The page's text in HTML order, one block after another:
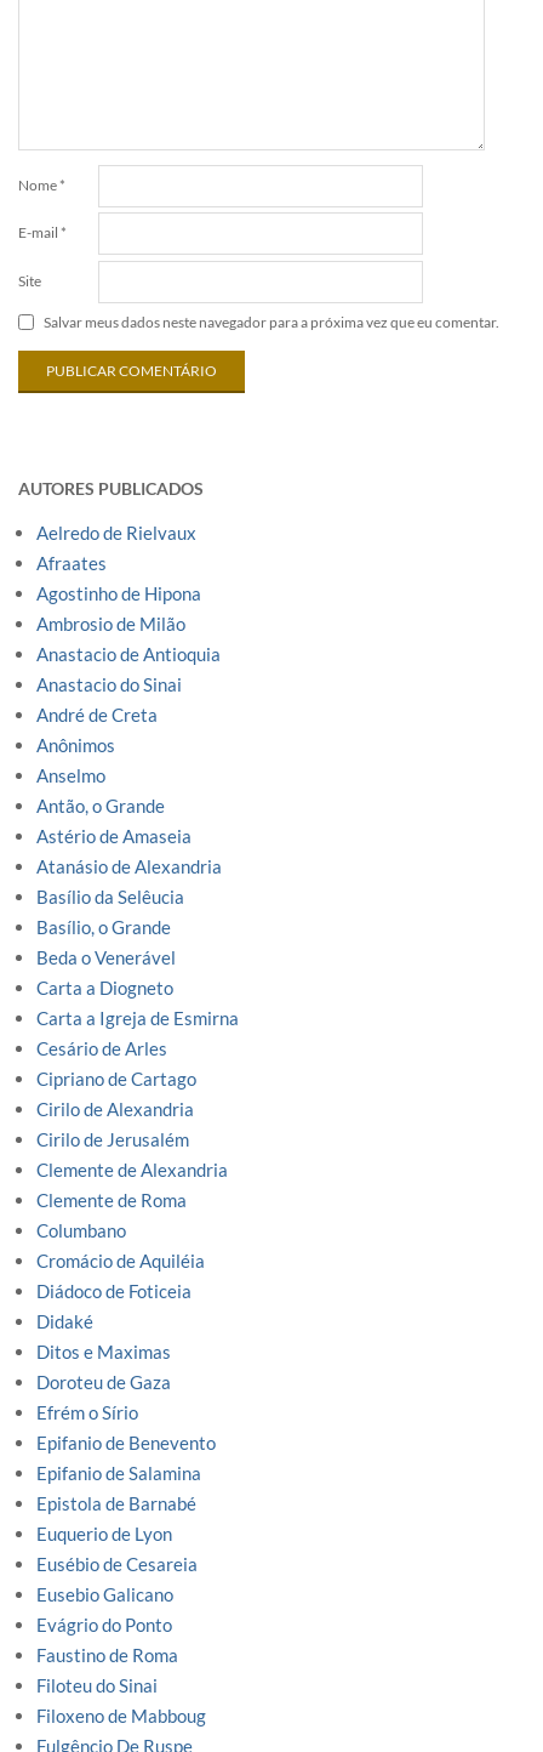
Nome *
E-mail *
Site
Salvar meus dados neste navegador para a próxima vez que eu comentar.
AUTORES PUBLICADOS
Aelredo de Rielvaux
Afraates
Agostinho de Hipona
Ambrosio de Milão
Anastacio de Antioquia
Anastacio do Sinai
André de Creta
Anônimos
Anselmo
Antão, o Grande
Astério de Amaseia
Atanásio de Alexandria
Basílio da Selêucia
Basílio, o Grande
Beda o Venerável
Carta a Diogneto
Carta a Igreja de Esmirna
Cesário de Arles
Cipriano de Cartago
Cirilo de Alexandria
Cirilo de Jerusalém
Clemente de Alexandria
Clemente de Roma
Columbano
Cromácio de Aquiléia
Diádoco de Foticeia
Didaké
Ditos e Maximas
Doroteu de Gaza
Efrém o Sírio
Epifanio de Benevento
Epifanio de Salamina
Epistola de Barnabé
Euquerio de Lyon
Eusébio de Cesareia
Eusebio Galicano
Evágrio do Ponto
Faustino de Roma
Filoteu do Sinai
Filoxeno de Mabboug
Fulgêncio De Ruspe